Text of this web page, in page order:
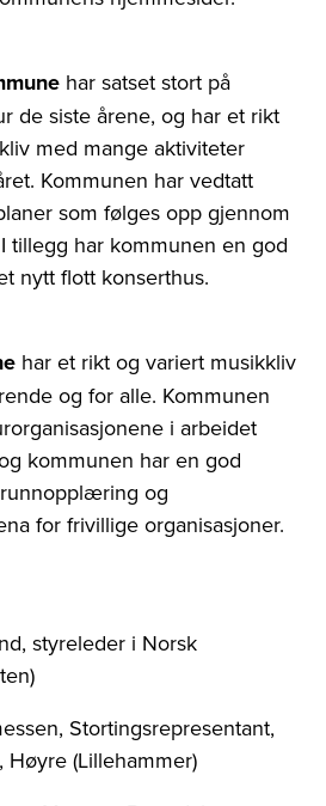
har satset stort på
de siste årene, og har et rikt
med mange aktiviteter
Kommunen har vedtatt
som følges opp gjennom
tillegg har kommunen en god
nytt flott konserthus.
har et rikt og variert musikkliv
og for alle. Kommunen
i arbeidet
kommunen har en god
og
for frivillige organisasjoner.
styreleder i Norsk
Stortingsrepresentant,
(Lillehammer)